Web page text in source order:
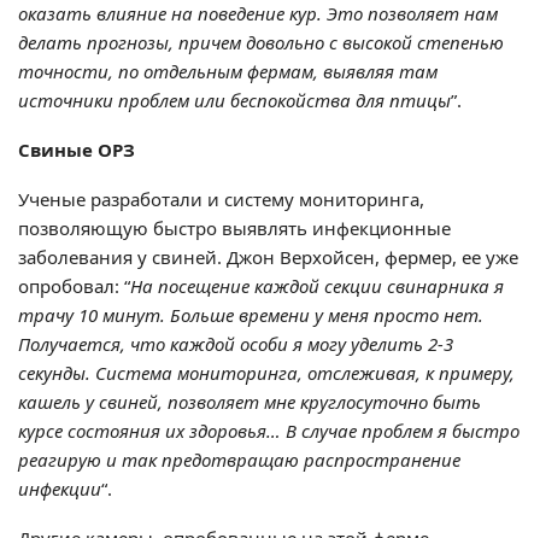
оказать влияние на поведение кур. Это позволяет нам
делать прогнозы, причем довольно с высокой степенью
точности, по отдельным фермам, выявляя там
источники проблем или беспокойства для птицы”.
Свиные ОРЗ
Ученые разработали и систему мониторинга,
позволяющую быстро выявлять инфекционные
заболевания у свиней. Джон Верхойсен, фермер, ее уже
опробовал: “На посещение каждой секции свинарника я
трачу 10 минут. Больше времени у меня просто нет.
Получается, что каждой особи я могу уделить 2-3
секунды. Система мониторинга, отслеживая, к примеру,
кашель у свиней, позволяет мне круглосуточно быть
курсе состояния их здоровья… В случае проблем я быстро
реагирую и так предотвращаю распространение
инфекции“.